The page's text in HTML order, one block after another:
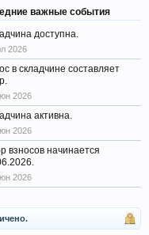
важные события
доступна.
2026
в складчине составляет
2026
активна.
2026
взносов начинается
2026